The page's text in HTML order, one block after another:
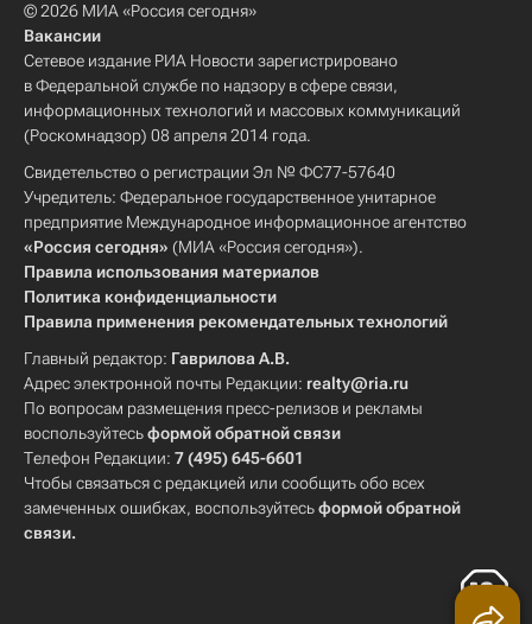
© 2026 МИА «Россия сегодня»
Вакансии
Сетевое издание РИА Новости зарегистрировано
в Федеральной службе по надзору в сфере связи,
информационных технологий и массовых коммуникаций
(Роскомнадзор) 08 апреля 2014 года.
Свидетельство о регистрации Эл № ФС77-57640
Учредитель: Федеральное государственное унитарное
предприятие Международное информационное агентство
«Россия сегодня» (МИА «Россия сегодня»).
Правила использования материалов
Политика конфиденциальности
Правила применения рекомендательных технологий
Главный редактор: Гаврилова А.В.
Адрес электронной почты Редакции: realty@ria.ru
По вопросам размещения пресс-релизов и рекламы
воспользуйтесьформой обратной связи
Телефон Редакции: 7 (495) 645-6601
Чтобы связаться с редакцией или сообщить обо всех
замеченных ошибках, воспользуйтесьформой обратной
связи.